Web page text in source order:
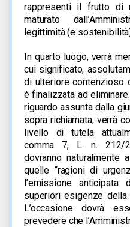
rappresenti il frutto di
maturato
legittimità (e
In quarto luogo, verrà
cui significato,
di ulteriore contenzioso
è finalizzata ad
riguardo assunta dalla
sopra richiamata, verrà
livello di tutela
comma 7, L. n. 212/
dovranno naturalmente
quelle “ragioni di
l’emissione
superiori esigenze
L’occasione dovrà
prevedere che